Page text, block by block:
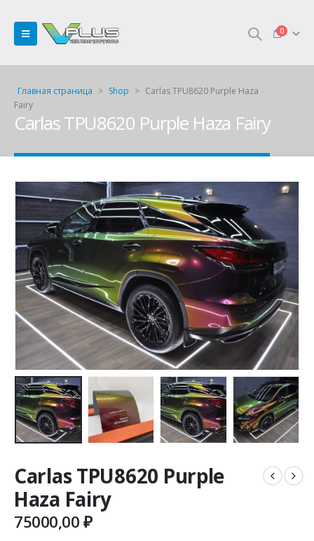
0
Главная страница > Shop > Carlas TPU8620 Purple Haza
Fairy
Carlas TPU8620 Purple Haza Fairy
Carlas TPU8620 Purple
Haza Fairy
75000,00₽